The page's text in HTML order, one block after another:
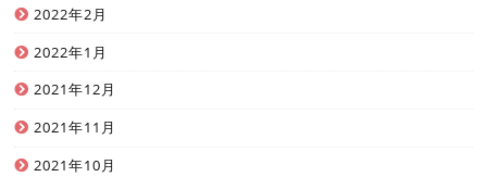
2022年2月
2022年1月
2021年12月
2021年11月
2021年10月